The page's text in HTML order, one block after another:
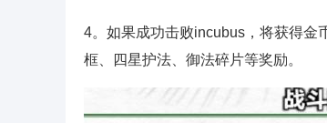
4。如果成功击败incubus，将获得金
框、四星护法、御法碎片等奖励。